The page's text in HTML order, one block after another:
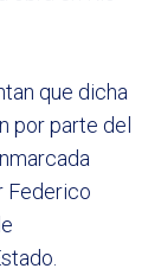
que dicha
por parte del
Federico